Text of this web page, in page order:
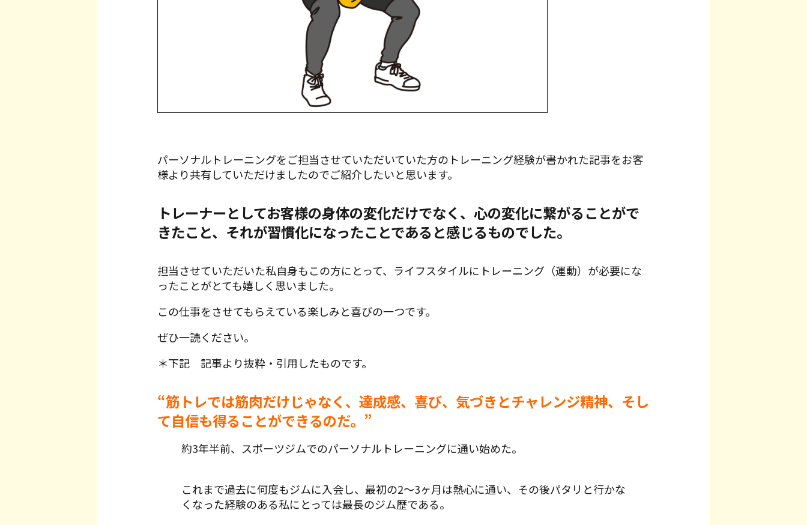
パーソナルトレーニングをご担当させていただいていた方のトレーニング経験が書かれた記事をお客
様より共有していただけましたのでご紹介したいと思います。
トレーナーとしてお客様の身体の変化だけでなく、心の変化に繋がることがで
きたこと、それが習慣化になったことであると感じるものでした。
担当させていただいた私自身もこの方にとって、ライフスタイルにトレーニング（運動）が必要にな
ったことがとても嬉しく思いました。
この仕事をさせてもらえている楽しみと喜びの一つです。
ぜひ一読ください。
＊下記 記事より抜粋・引用したものです。
“筋トレでは筋肉だけじゃなく、達成感、喜び、気づきとチャレンジ精神、そし
て自信も得ることができるのだ。”
約3年半前、スポーツジムでのパーソナルトレーニングに通い始めた。
これまで過去に何度もジムに入会し、最初の2～3ヶ月は熱心に通い、その後パタリと行かな
くなった経験のある私にとっては最長のジム歴である。